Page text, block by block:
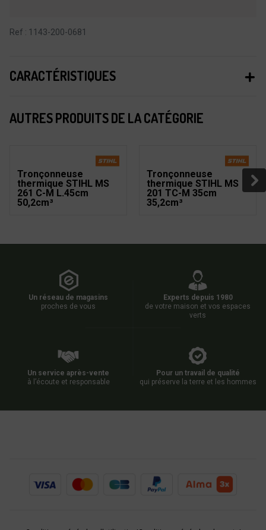
Ref : 1143-200-0681
CARACTÉRISTIQUES
AUTRES PRODUITS DE LA CATÉGORIE
Tronçonneuse
thermique STIHL MS
261 C-M L.45cm
50,2cm³
Tronçonneuse
thermique STIHL MS
201 TC-M 35cm
35,2cm³
Un réseau de magasins
proches de vous
Experts depuis 1980
de votre maison et vos espaces
verts
Un service après-vente
à l’écoute et responsable
Pour un travail de qualité
qui préserve la terre et les hommes